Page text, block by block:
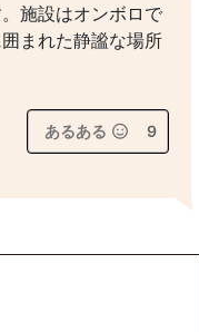
施設はオンボロで
まれた静謐な場所
あるある 9